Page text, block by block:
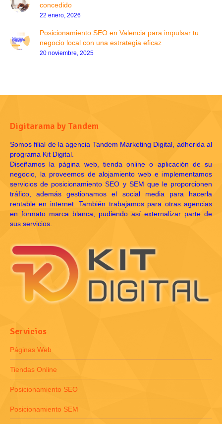
concedido
22 enero, 2026
Posicionamiento SEO en Valencia para impulsar tu
negocio local con una estrategia eficaz
20 noviembre, 2025
Digitarama by Tandem
Somos filial de la agencia Tandem Marketing Digital, adherida al
programa Kit Digital.
Diseñamos la página web, tienda online o aplicación de su
negocio, la proveemos de alojamiento web e implementamos
servicios de posicionamiento SEO y SEM que le proporcionen
tráfico, además gestionamos el social media para hacerla
rentable en internet. También trabajamos para otras agencias
en formato marca blanca, pudiendo así externalizar parte de
sus servicios.
Servicios
Páginas Web
Tiendas Online
Posicionamiento SEO
Posicionamiento SEM